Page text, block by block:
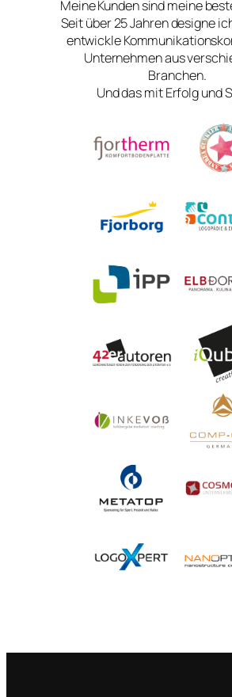
Meine Kunden sind meine
Seit über 25 Jahren designe
entwickle
Unternehmen aus
Branchen.
Und das mit Erfolg und